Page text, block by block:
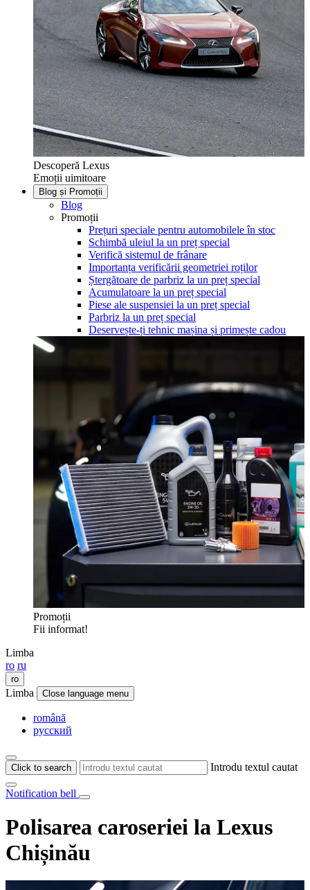
Descoperă Lexus
Emoții uimitoare
Blog și Promoții
Blog
Promoții
Prețuri speciale pentru automobilele în stoc
Schimbă uleiul la un preț special
Verifică sistemul de frânare
Importanța verificării geometriei roților
Ștergătoare de parbriz la un preț special
Acumulatoare la un preț special
Piese ale suspensiei la un preț special
Parbriz la un preț special
Deservește-ți tehnic mașina și primește cadou
Promoții
Fii informat!
Limba
ro ru
ro
Limba Close language menu
română
русский
Click to search Introdu textul cautat
Notification bell
Polisarea caroseriei la Lexus
Chișinău